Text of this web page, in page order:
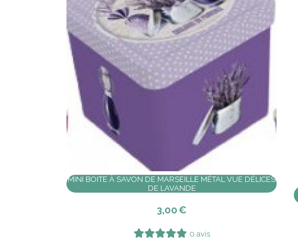
MINI BOITE À SAVON DE MARSEILLE MÉTAL VUE DÉLICES
DE LAVANDE
3,00 €
0 avis